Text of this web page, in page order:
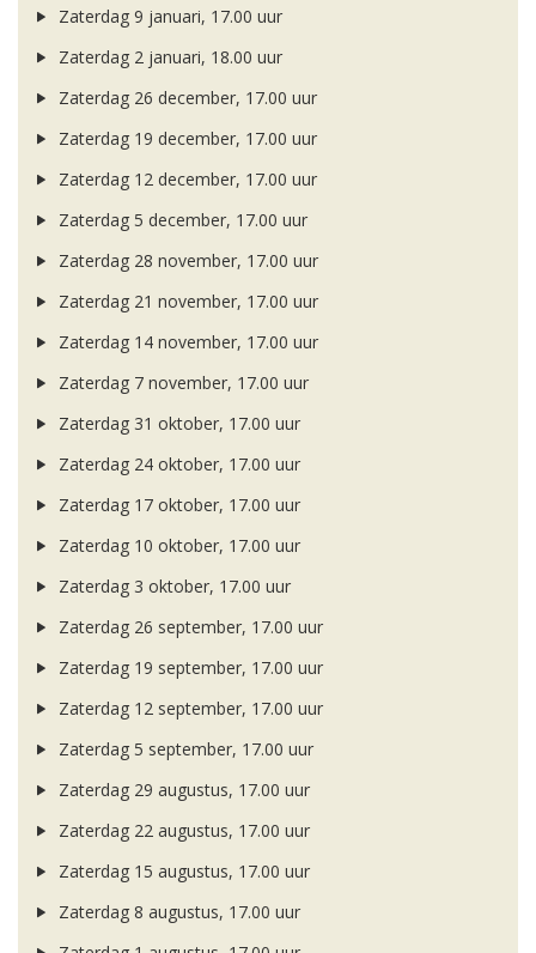
Zaterdag 9 januari, 17.00 uur
Zaterdag 2 januari, 18.00 uur
Zaterdag 26 december, 17.00 uur
Zaterdag 19 december, 17.00 uur
Zaterdag 12 december, 17.00 uur
Zaterdag 5 december, 17.00 uur
Zaterdag 28 november, 17.00 uur
Zaterdag 21 november, 17.00 uur
Zaterdag 14 november, 17.00 uur
Zaterdag 7 november, 17.00 uur
Zaterdag 31 oktober, 17.00 uur
Zaterdag 24 oktober, 17.00 uur
Zaterdag 17 oktober, 17.00 uur
Zaterdag 10 oktober, 17.00 uur
Zaterdag 3 oktober, 17.00 uur
Zaterdag 26 september, 17.00 uur
Zaterdag 19 september, 17.00 uur
Zaterdag 12 september, 17.00 uur
Zaterdag 5 september, 17.00 uur
Zaterdag 29 augustus, 17.00 uur
Zaterdag 22 augustus, 17.00 uur
Zaterdag 15 augustus, 17.00 uur
Zaterdag 8 augustus, 17.00 uur